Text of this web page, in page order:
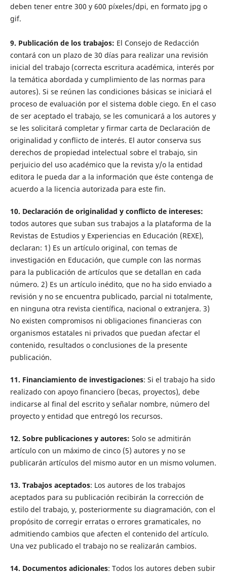
deben tener entre 300 y 600 píxeles/dpi, en formato jpg o
gif.
9. Publicación de los trabajos: El Consejo de Redacción
contará con un plazo de 30 días para realizar una revisión
inicial del trabajo (correcta escritura académica, interés por
la temática abordada y cumplimiento de las normas para
autores). Si se reúnen las condiciones básicas se iniciará el
proceso de evaluación por el sistema doble ciego. En el caso
de ser aceptado el trabajo, se les comunicará a los autores y
se les solicitará completar y firmar carta de Declaración de
originalidad y conflicto de interés. El autor conserva sus
derechos de propiedad intelectual sobre el trabajo, sin
perjuicio del uso académico que la revista y/o la entidad
editora le pueda dar a la información que éste contenga de
acuerdo a la licencia autorizada para este fin.
10. Declaración de originalidad y conflicto de intereses:
todos autores que suban sus trabajos a la plataforma de la
Revistas de Estudios y Experiencias en Educación (REXE),
declaran: 1) Es un artículo original, con temas de
investigación en Educación, que cumple con las normas
para la publicación de artículos que se detallan en cada
número. 2) Es un artículo inédito, que no ha sido enviado a
revisión y no se encuentra publicado, parcial ni totalmente,
en ninguna otra revista científica, nacional o extranjera. 3)
No existen compromisos ni obligaciones financieras con
organismos estatales ni privados que puedan afectar el
contenido, resultados o conclusiones de la presente
publicación.
11. Financiamiento de investigaciones: Si el trabajo ha sido
realizado con apoyo financiero (becas, proyectos), debe
indicarse al final del escrito y señalar nombre, número del
proyecto y entidad que entregó los recursos.
12. Sobre publicaciones y autores: Solo se admitirán
artículo con un máximo de cinco (5) autores y no se
publicarán artículos del mismo autor en un mismo volumen.
13. Trabajos aceptados: Los autores de los trabajos
aceptados para su publicación recibirán la corrección de
estilo del trabajo, y, posteriormente su diagramación, con el
propósito de corregir erratas o errores gramaticales, no
admitiendo cambios que afecten el contenido del artículo.
Una vez publicado el trabajo no se realizarán cambios.
14. Documentos adicionales: Todos los autores deben subir